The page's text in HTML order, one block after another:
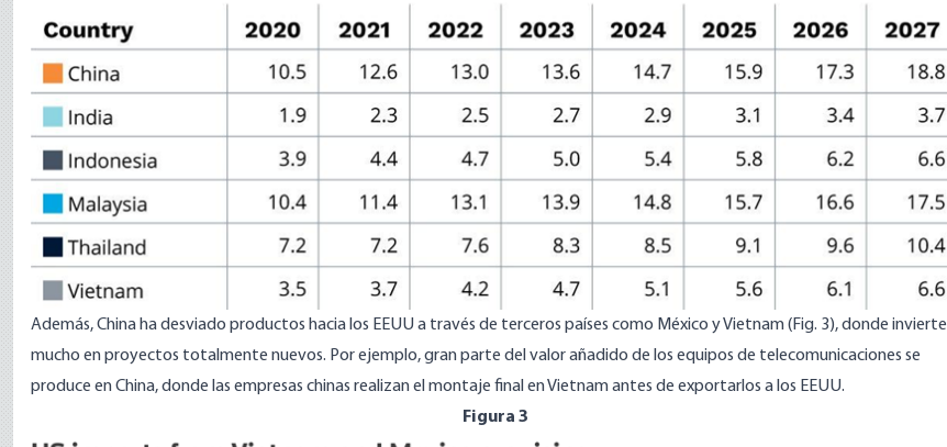
Además, China ha desviado productos hacia los EEUU a través de terceros países como México y Vietnam (Fig. 3), donde invierte
mucho en proyectos totalmente nuevos. Por ejemplo, gran parte del valor añadido de los equipos de telecomunicaciones se
produce en China, donde las empresas chinas realizan el montaje final en Vietnam antes de exportarlos a los EEUU.
Figura 3